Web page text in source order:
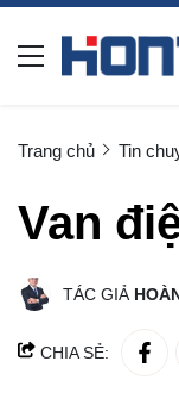
Trang chủ Tin
Van
TÁC GIẢ
CHIA SẺ: